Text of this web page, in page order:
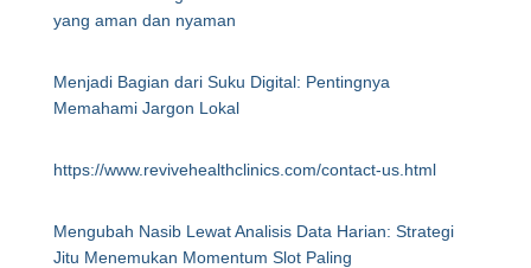
yang aman dan nyaman
Menjadi Bagian dari Suku Digital: Pentingnya
Memahami Jargon Lokal
https://www.revivehealthclinics.com/contact-us.html
Mengubah Nasib Lewat Analisis Data Harian: Strategi
Jitu Menemukan Momentum Slot Paling